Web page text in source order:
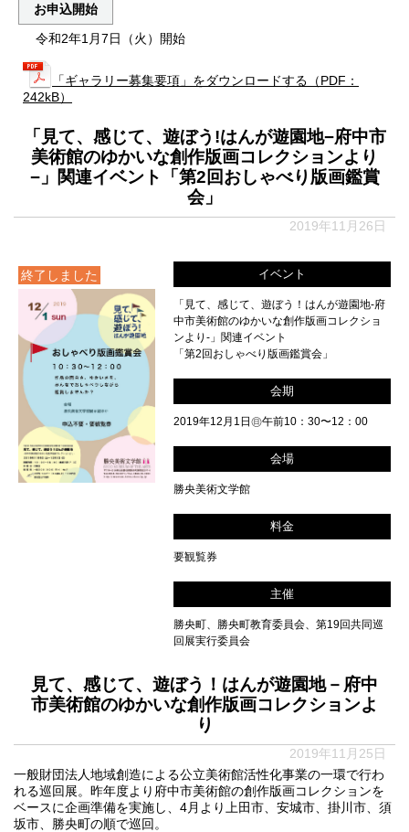
お申込開始
令和2年1月7日（火）開始
「ギャラリー募集要項」をダウンロードする（PDF：
242kB）
「見て、感じて、遊ぼう!はんが遊園地−府中市
美術館のゆかいな創作版画コレクションより
−」関連イベント「第2回おしゃべり版画鑑賞
会」
2019年11月26日
終了しました イベント
「見て、感じて、遊ぼう！はんが遊園地-府
中市美術館のゆかいな創作版画コレクショ
ンより-」関連イベント
「第2回おしゃべり版画鑑賞会」
会期
2019年12月1日㊐午前10：30〜12：00
会場
勝央美術文学館
料金
要観覧券
主催
勝央町、勝央町教育委員会、第19回共同巡
回展実行委員会
見て、感じて、遊ぼう！はんが遊園地－府中
市美術館のゆかいな創作版画コレクションよ
り
2019年11月25日
一般財団法人地域創造による公立美術館活性化事業の一環で行わ
れる巡回展。昨年度より府中市美術館の創作版画コレクションを
ベースに企画準備を実施し、4月より上田市、安城市、掛川市、須
坂市、勝央町の順で巡回。